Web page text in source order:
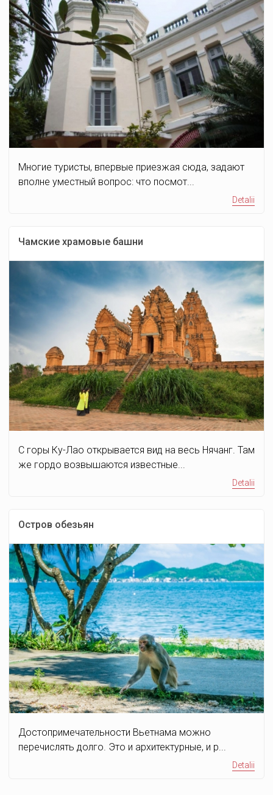
Многие туристы, впервые приезжая сюда, задают
вполне уместный вопрос: что посмот...
Detalii
Чамские храмовые башни
С горы Ку-Лао открывается вид на весь Нячанг. Там
же гордо возвышаются известные...
Detalii
Остров обезьян
Достопримечательности Вьетнама можно
перечислять долго. Это и архитектурные, и р...
Detalii